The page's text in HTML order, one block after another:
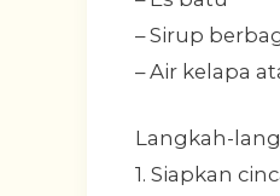
– Sirup
– Air kelapa
Langkah-
1. Siapkan